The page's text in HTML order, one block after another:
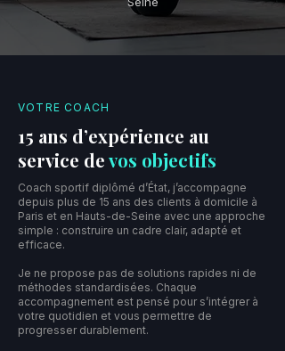
VOTRE COACH
15 ans d’expérience au
service devos objectifs
Coach sportif diplômé d’État, j’accompagne
depuis plus de 15 ans des clients à domicile à
Paris et en Hauts-de-Seine avec une approche
simple : construire un cadre clair, adapté et
efficace.
Je ne propose pas de solutions rapides ni de
méthodes standardisées. Chaque
accompagnement est pensé pour s’intégrer à
votre quotidien et vous permettre de
progresser durablement.